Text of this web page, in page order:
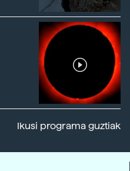
Ikusi programa guztiak